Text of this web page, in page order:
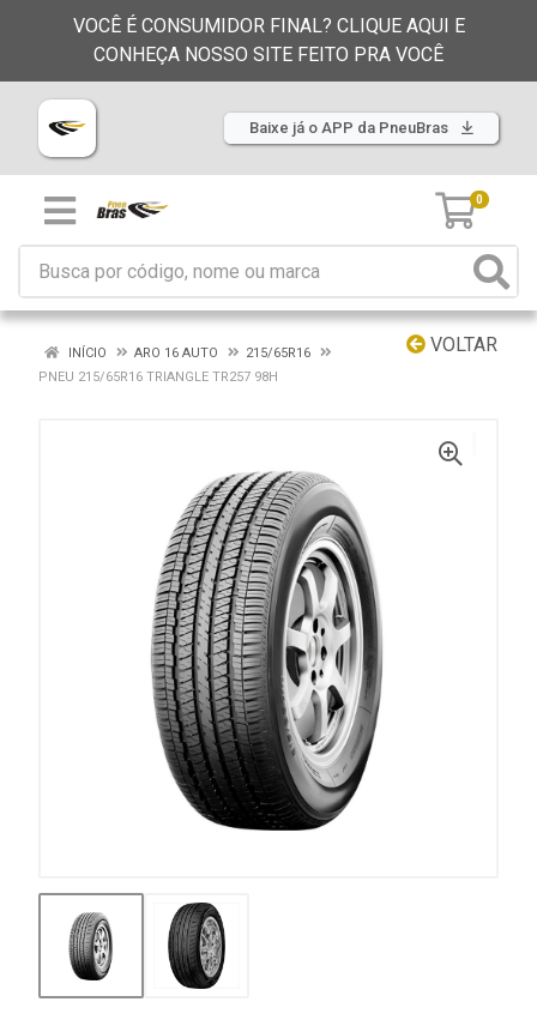
VOCÊ É CONSUMIDOR FINAL? CLIQUE AQUI E
CONHEÇA NOSSO SITE FEITO PRA VOCÊ
Baixe já o APP da PneuBras
0
VOLTAR
INÍCIO ARO 16 AUTO
215/65R16
PNEU 215/65R16 TRIANGLE TR257 98H